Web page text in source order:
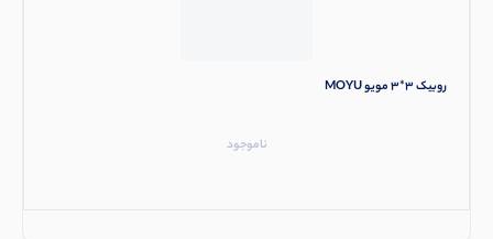
روبیک 3*3 مویو MOYU
ناموجود